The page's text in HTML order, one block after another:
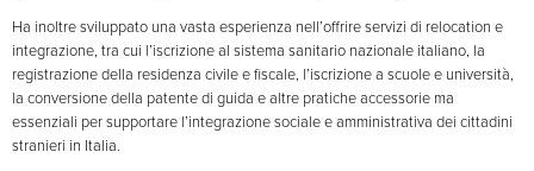
Ha inoltre sviluppato una vasta esperienza nell’offrire servizi di relocation e
integrazione, tra cui l’iscrizione al sistema sanitario nazionale italiano, la
registrazione della residenza civile e fiscale, l’iscrizione a scuole e università,
la conversione della patente di guida e altre pratiche accessorie ma
essenziali per supportare l’integrazione sociale e amministrativa dei cittadini
stranieri in Italia.